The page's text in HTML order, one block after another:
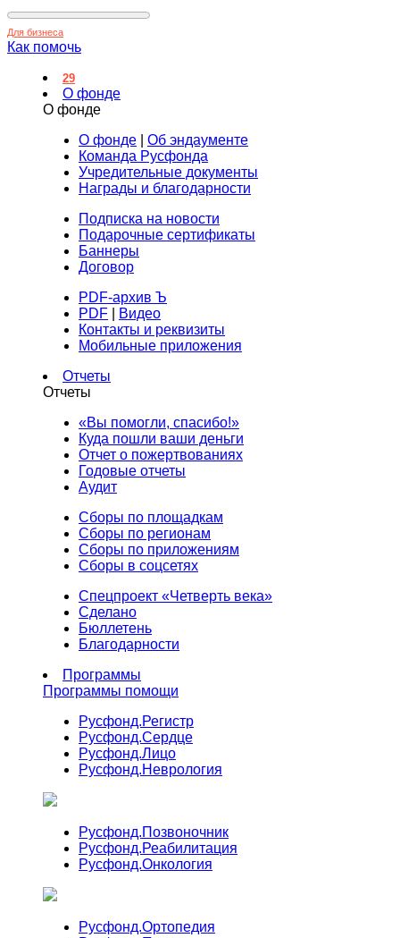
Для бизнеса
Как помочь
29
О фонде
О фонде
О фонде
Об эндаументе
Команда Русфонда
Учредительные документы
Награды и благодарности
Подписка на новости
Подарочные сертификаты
Баннеры
Договор
PDF-архив Ъ
PDF
Видео
Контакты и реквизиты
Мобильные приложения
Отчеты
Отчеты
«Вы помогли, спасибо!»
Куда пошли ваши деньги
Отчет о пожертвованиях
Годовые отчеты
Аудит
Сборы по площадкам
Сборы по регионам
Сборы по приложениям
Сборы в соцсетях
Спецпроект «Четверть века»
Сделано
Бюллетень
Благодарности
Программы
Программы помощи
Русфонд.Регистр
Русфонд.Сердце
Русфонд.Лицо
Русфонд.Неврология
Русфонд.Позвоночник
Русфонд.Реабилитация
Русфонд.Онкология
Русфонд.Ортопедия